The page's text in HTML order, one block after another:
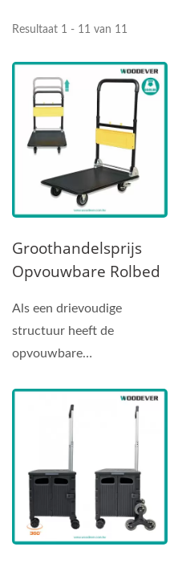
Resultaat 1 - 11 van 11
Groothandelsprijs
Opvouwbare Rolbed
Telescopische
Handgreep (belasting
150 Kg)
Als een drievoudige
structuur heeft de
opvouwbare
platformwagen een in